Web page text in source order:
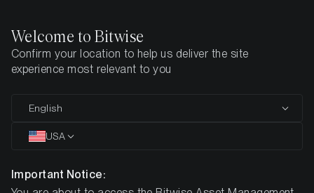
Home Insights Authors Luke Deans
Welcome to Bitwise
Confirm your location to help us deliver the site
experience most relevant to you
English
USA
Important Notice: